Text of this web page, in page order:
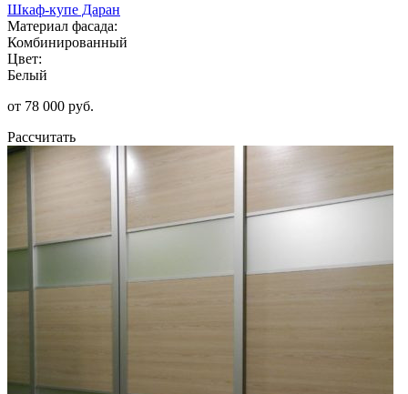
Шкаф-купе Даран
Материал фасада:
Комбинированный
Цвет:
Белый
от 78 000 руб.
Рассчитать